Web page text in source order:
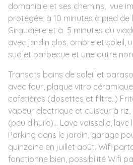
domaniale et ses chemins, vue
protégée, à 10 minutes à pied
Giraudière et à 5 minutes du
avec jardin clos, ombre et soleil,
sud et barbecue et une autre
Transats bains de soleil et
avec four, plaque vitro
cafetières (dosettes et filtre..)
vapeur électrique et cuiseur à
(peu d'huile)... Lave vaisselle, lave
Parking dans le jardin, garage
quinzaine en juillet août. Wifi
fonctionne bien, possibilité Wifi